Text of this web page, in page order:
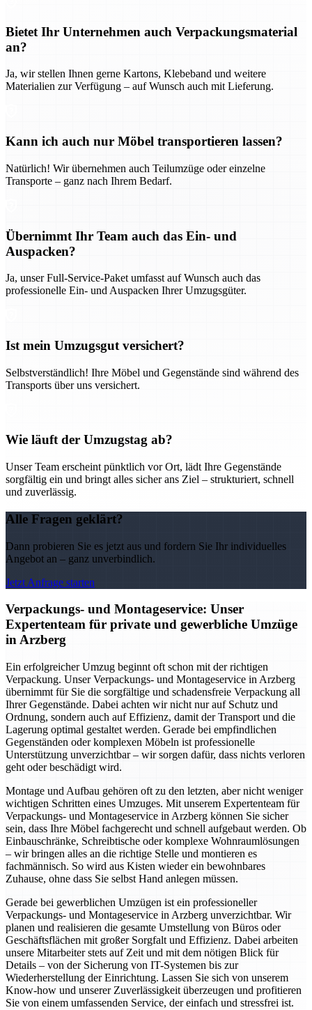
Bietet Ihr Unternehmen auch Verpackungsmaterial
an?
Ja, wir stellen Ihnen gerne Kartons, Klebeband und weitere
Materialien zur Verfügung – auf Wunsch auch mit Lieferung.
Kann ich auch nur Möbel transportieren lassen?
Natürlich! Wir übernehmen auch Teilumzüge oder einzelne
Transporte – ganz nach Ihrem Bedarf.
Übernimmt Ihr Team auch das Ein- und
Auspacken?
Ja, unser Full-Service-Paket umfasst auf Wunsch auch das
professionelle Ein- und Auspacken Ihrer Umzugsgüter.
Ist mein Umzugsgut versichert?
Selbstverständlich! Ihre Möbel und Gegenstände sind während des
Transports über uns versichert.
Wie läuft der Umzugstag ab?
Unser Team erscheint pünktlich vor Ort, lädt Ihre Gegenstände
sorgfältig ein und bringt alles sicher ans Ziel – strukturiert, schnell
und zuverlässig.
Alle Fragen geklärt?
Dann probieren Sie es jetzt aus und fordern Sie Ihr individuelles
Angebot an – ganz unverbindlich.
Jetzt Anfrage starten
Verpackungs- und Montageservice: Unser
Expertenteam für private und gewerbliche Umzüge
in Arzberg
Ein erfolgreicher Umzug beginnt oft schon mit der richtigen
Verpackung. Unser Verpackungs- und Montageservice in Arzberg
übernimmt für Sie die sorgfältige und schadensfreie Verpackung all
Ihrer Gegenstände. Dabei achten wir nicht nur auf Schutz und
Ordnung, sondern auch auf Effizienz, damit der Transport und die
Lagerung optimal gestaltet werden. Gerade bei empfindlichen
Gegenständen oder komplexen Möbeln ist professionelle
Unterstützung unverzichtbar – wir sorgen dafür, dass nichts verloren
geht oder beschädigt wird.
Montage und Aufbau gehören oft zu den letzten, aber nicht weniger
wichtigen Schritten eines Umzuges. Mit unserem Expertenteam für
Verpackungs- und Montageservice in Arzberg können Sie sicher
sein, dass Ihre Möbel fachgerecht und schnell aufgebaut werden. Ob
Einbauschränke, Schreibtische oder komplexe Wohnraumlösungen
– wir bringen alles an die richtige Stelle und montieren es
fachmännisch. So wird aus Kisten wieder ein bewohnbares
Zuhause, ohne dass Sie selbst Hand anlegen müssen.
Gerade bei gewerblichen Umzügen ist ein professioneller
Verpackungs- und Montageservice in Arzberg unverzichtbar. Wir
planen und realisieren die gesamte Umstellung von Büros oder
Geschäftsflächen mit großer Sorgfalt und Effizienz. Dabei arbeiten
unsere Mitarbeiter stets auf Zeit und mit dem nötigen Blick für
Details – von der Sicherung von IT-Systemen bis zur
Wiederherstellung der Einrichtung. Lassen Sie sich von unserem
Know-how und unserer Zuverlässigkeit überzeugen und profitieren
Sie von einem umfassenden Service, der einfach und stressfrei ist.